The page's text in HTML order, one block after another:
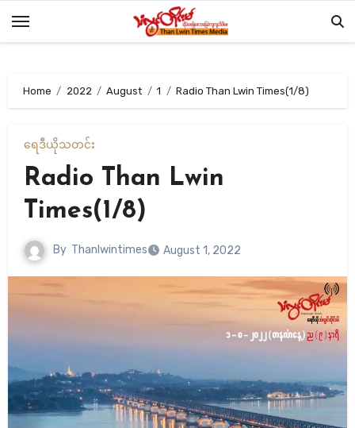
Home 2022 August 1 Radio Than Lwin Times(1/8)
ရေဒီယိုသတင်း
Radio Than Lwin
Times(1/8)
By Thanlwintimes August 1, 2022